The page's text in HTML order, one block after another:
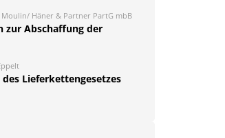
Häner & Partner PartG mbB
zur Abschaffung der
Lieferkettengesetzes